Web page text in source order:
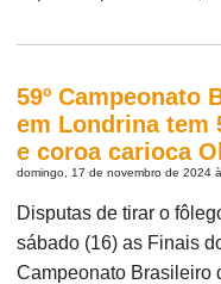
59º Campeonato
em Londrina tem
e coroa carioca
domingo, 17 de novembro de 2024
Disputas de tirar o
sábado (16) as Finais
Campeonato Brasileiro